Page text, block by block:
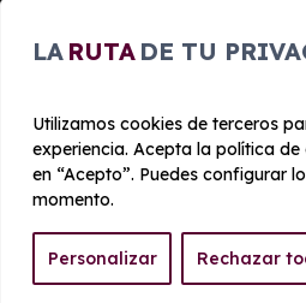
LA RUTA DE TU
Utilizamos cookies de terceros
experiencia. Acepta la política
en “Acepto”. Puedes configurar
momento.
Personalizar Rechazar
Skoda
Ford
© 2020 - 2026
Aviso legal y Privacidad